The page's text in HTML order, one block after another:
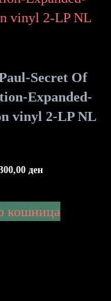
Secret Of
Expanded-
vinyl 2-LP NL
ден
кошница